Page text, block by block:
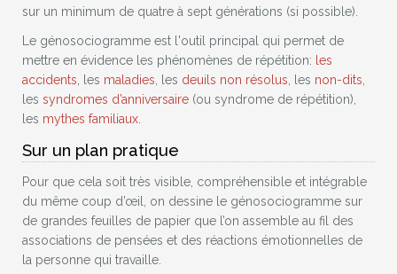
sur un minimum de quatre à sept générations (si possible).
Le génosociogramme est l'outil principal qui permet de
mettre en évidence les phénomènes de répétition: les
accidents , les maladies , les deuils non résolus , les non-dits
les syndromes d’anniversaire (ou syndrome de répétition),
les mythes familiaux
Sur un plan pratique
Pour que cela soit très visible, compréhensible et intégrable
du même coup d’œil, on dessine le génosociogramme sur
de grandes feuilles de papier que l’on assemble au fil des
associations de pensées et des réactions émotionnelles de
la personne qui travaille.